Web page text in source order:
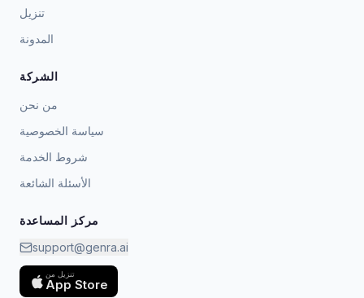
تنزيل
المدونة
الشركة
من نحن
سياسة الخصوصية
شروط الخدمة
الأسئلة الشائعة
مركز المساعدة
support@genra.ai
تنزيل من
App Store